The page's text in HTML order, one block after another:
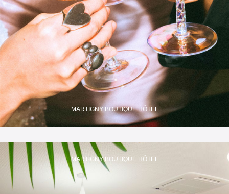
MARTIGNY BOUTIQUE HÔTEL
MARTIGNY BOUTIQUE HÔTEL